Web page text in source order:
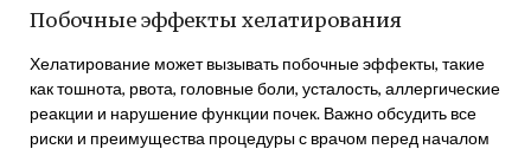
Побочные эффекты хелатирования
Хелатирование может вызывать побочные эффекты, такие
как тошнота, рвота, головные боли, усталость, аллергические
реакции и нарушение функции почек. Важно обсудить все
риски и преимущества процедуры с врачом перед началом